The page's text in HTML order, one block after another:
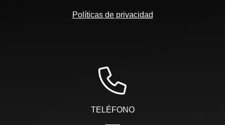
Políticas de privacidad
TELÉFONO